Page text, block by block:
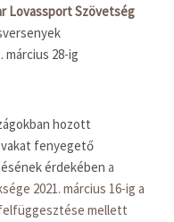
Lovassport Szövetség
28-ig
hozott
fenyegető
érdekében a
2021. március 16-ig a
mellett